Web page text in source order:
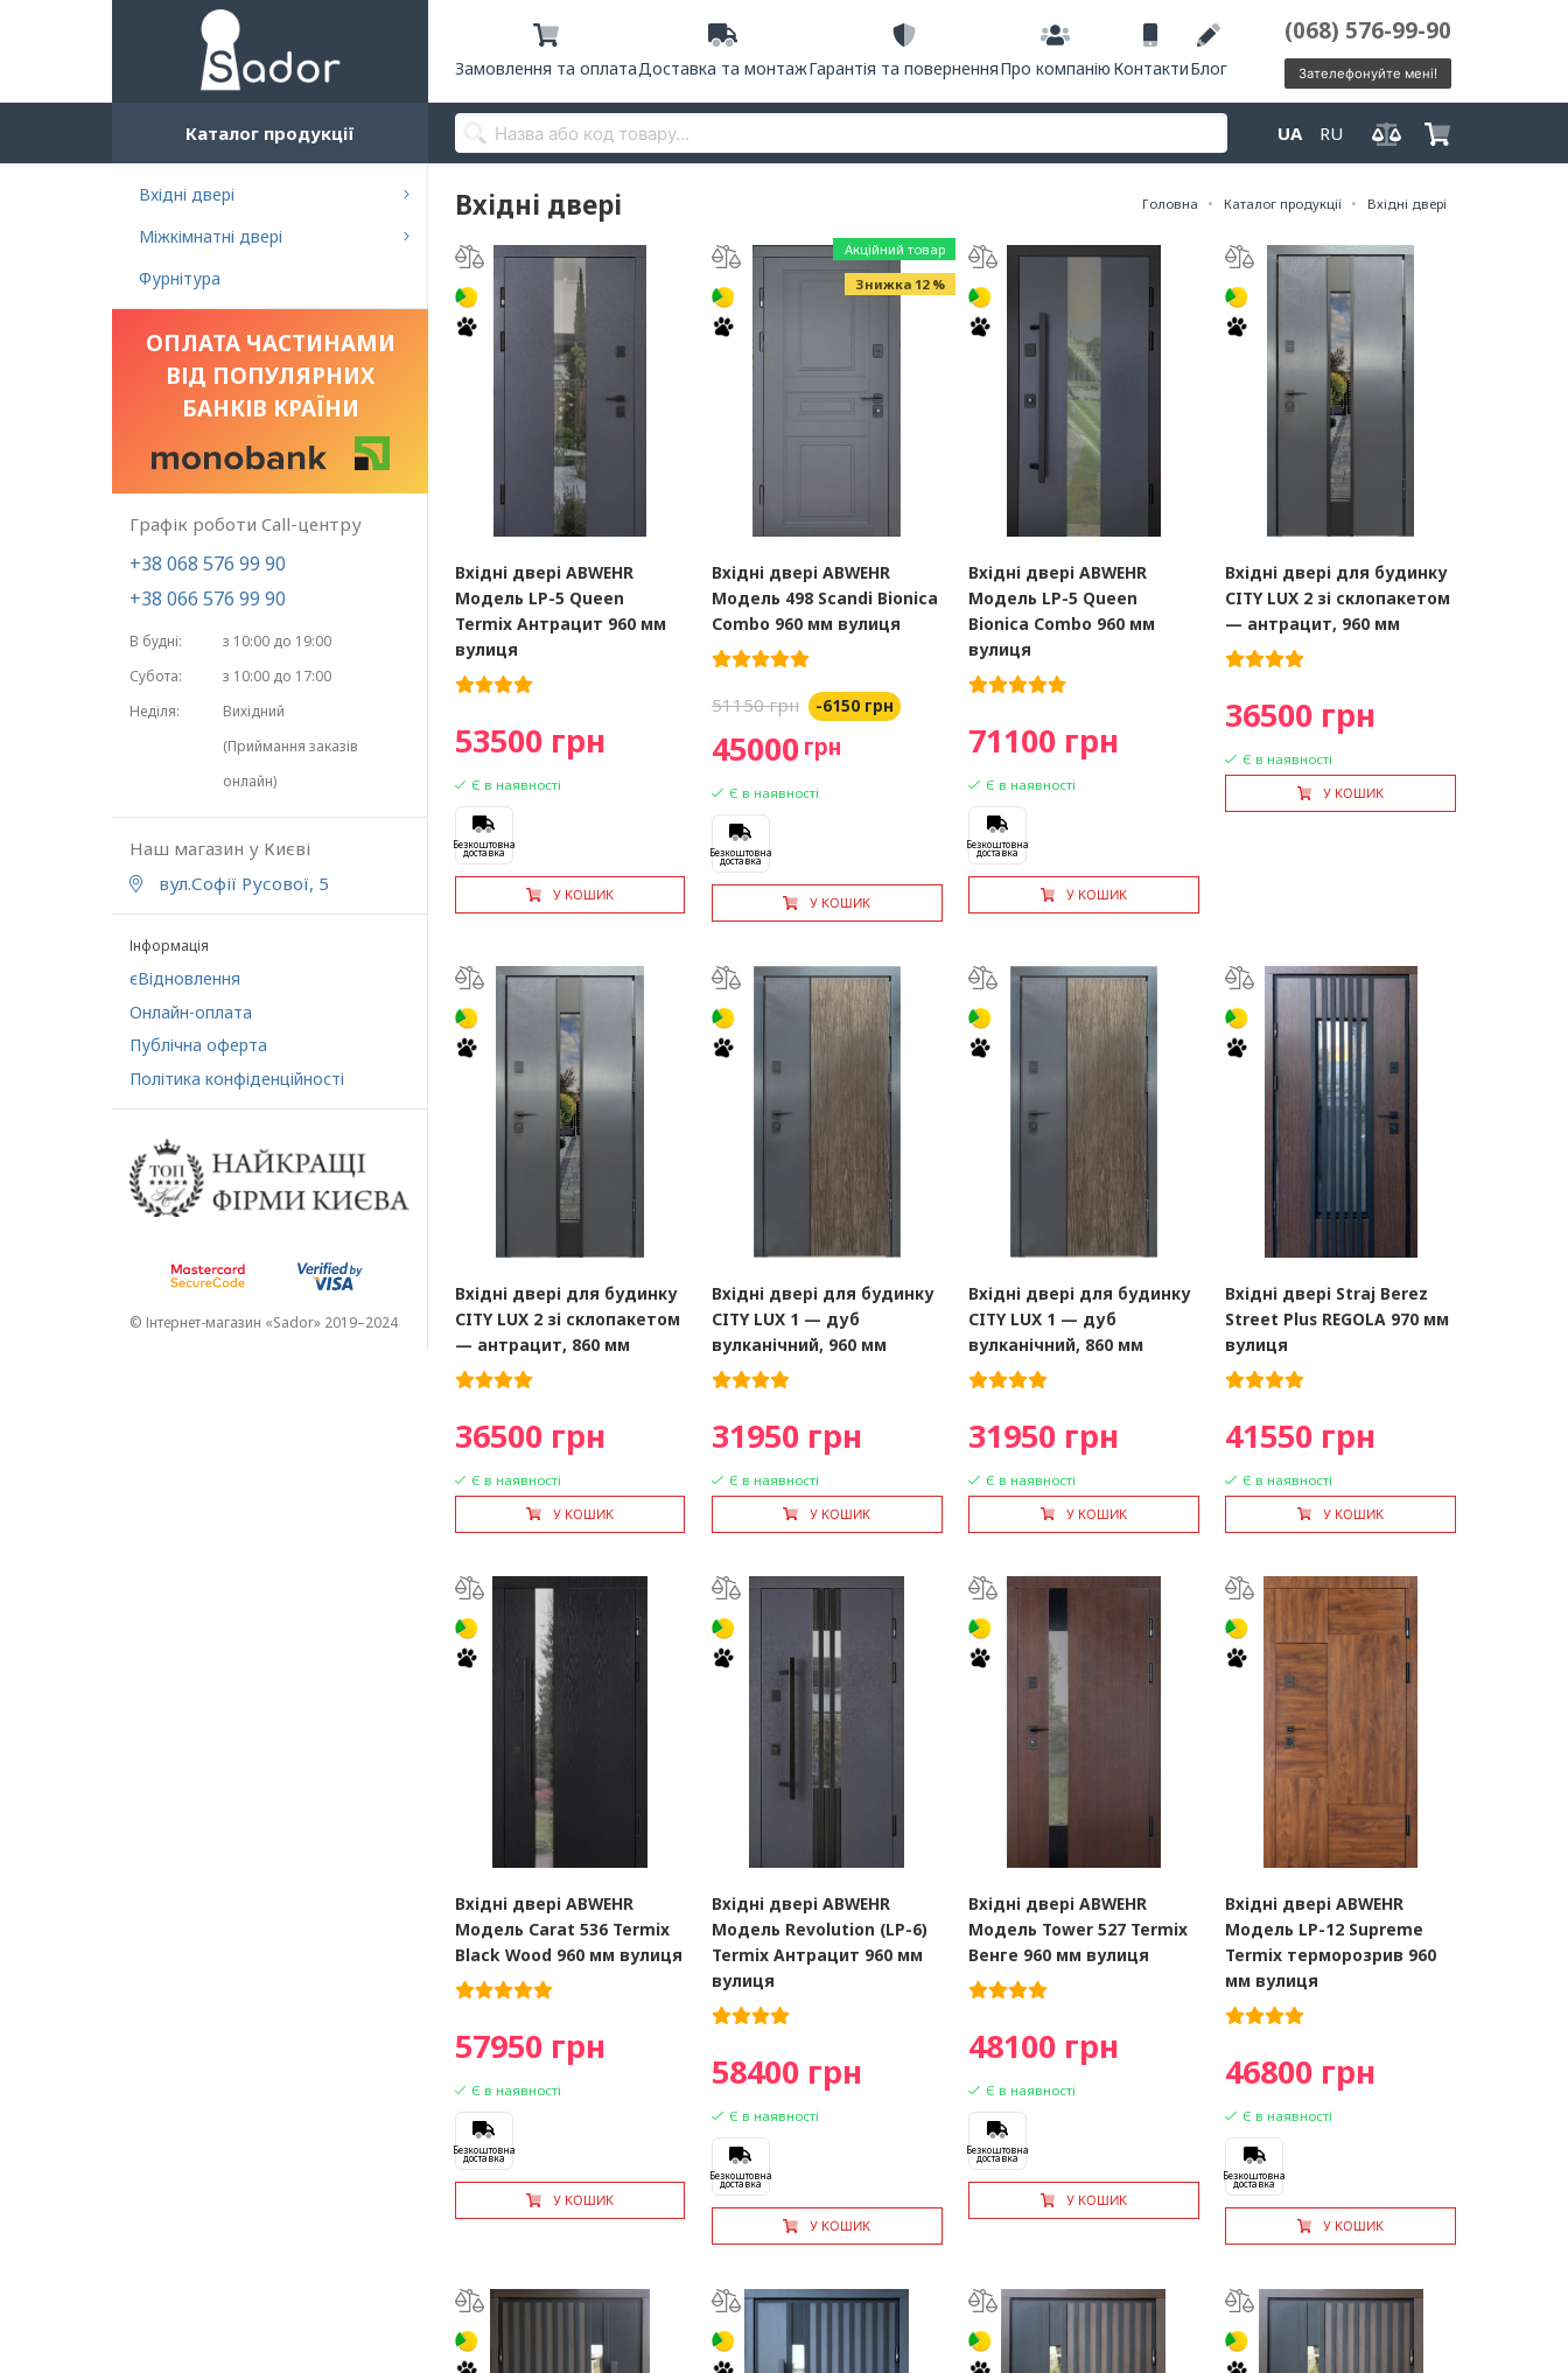
Замовлення та оплатаДоставка та монтажГарантія та поверненняПро компанію КонтактиБлог
(068) 576-99-90
Зателефонуйте мені!
Каталог продукції UA RU
Вхідні двері
Міжкімнатні двері
Фурнітура
ОПЛАТА ЧАСТИНАМИ
ВІД ПОПУЛЯРНИХ
БАНКІВ КРАЇНИ
Графік роботи Call-центру
+38 068 576 99 90
+38 066 576 99 90
В будні:
Субота:
Неділя:
з 10:00 до 19:00
з 10:00 до 17:00
Вихідний
(Приймання заказів
онлайн)
Наш магазин у Києві
вул.Софії Русової, 5
Інформація
єВідновлення
Онлайн-оплата
Публічна оферта
Політика конфіденційності
© Інтернет-магазин «Sador» 2019–2024
Вхідні двері Головна Каталог продукції Вхідні двері
Вхідні двері ABWEHR
Модель LP-5 Queen
Termix Антрацит 960 мм
вулиця
53500 грн
Є в наявності
Безкоштовна
доставка
У КОШИК
Акційний товар
Знижка 12 %
Вхідні двері ABWEHR
Модель 498 Scandi Bionica
Combo 960 мм вулиця
51150 грн -6150 грн
45000 грн
Є в наявності
Безкоштовна
доставка
У КОШИК
Вхідні двері ABWEHR
Модель LP-5 Queen
Bionica Combo 960 мм
вулиця
71100 грн
Є в наявності
Безкоштовна
доставка
У КОШИК
Вхідні двері для будинку
CITY LUX 2 зі склопакетом
— антрацит, 960 мм
36500 грн
Є в наявності
У КОШИК
Вхідні двері для будинку
CITY LUX 2 зі склопакетом
— антрацит, 860 мм
36500 грн
Є в наявності
У КОШИК
Вхідні двері для будинку
CITY LUX 1 — дуб
вулканічний, 960 мм
31950 грн
Є в наявності
У КОШИК
Вхідні двері для будинку
CITY LUX 1 — дуб
вулканічний, 860 мм
31950 грн
Є в наявності
У КОШИК
Вхідні двері Straj Berez
Street Plus REGOLA 970 мм
вулиця
41550 грн
Є в наявності
У КОШИК
Вхідні двері ABWEHR
Модель Carat 536 Termix
Black Wood 960 мм вулиця
57950 грн
Є в наявності
Безкоштовна
доставка
У КОШИК
Вхідні двері ABWEHR
Модель Revolution (LP-6)
Termix Антрацит 960 мм
вулиця
58400 грн
Є в наявності
Безкоштовна
доставка
У КОШИК
Вхідні двері ABWEHR
Модель Tower 527 Termix
Венге 960 мм вулиця
48100 грн
Є в наявності
Безкоштовна
доставка
У КОШИК
Вхідні двері ABWEHR
Модель LP-12 Supreme
Termix терморозрив 960
мм вулиця
46800 грн
Є в наявності
Безкоштовна
доставка
У КОШИК